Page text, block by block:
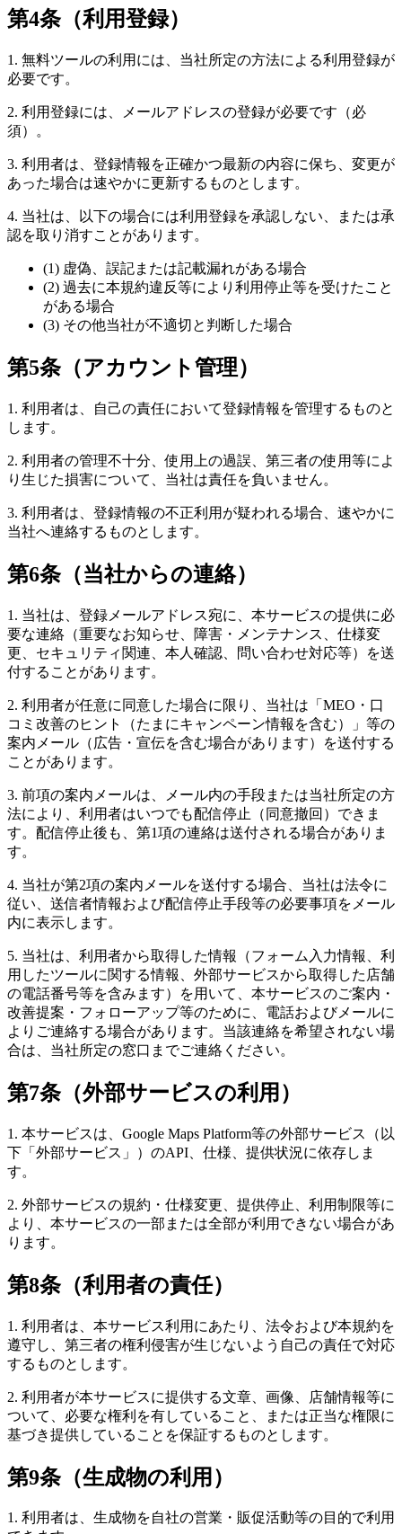
第4条（利用登録）
1. 無料ツールの利用には、当社所定の方法による利用登録が
必要です。
2. 利用登録には、メールアドレスの登録が必要です（必
須）。
3. 利用者は、登録情報を正確かつ最新の内容に保ち、変更が
あった場合は速やかに更新するものとします。
4. 当社は、以下の場合には利用登録を承認しない、または承
認を取り消すことがあります。
(1) 虚偽、誤記または記載漏れがある場合
(2) 過去に本規約違反等により利用停止等を受けたこと
がある場合
(3) その他当社が不適切と判断した場合
第5条（アカウント管理）
1. 利用者は、自己の責任において登録情報を管理するものと
します。
2. 利用者の管理不十分、使用上の過誤、第三者の使用等によ
り生じた損害について、当社は責任を負いません。
3. 利用者は、登録情報の不正利用が疑われる場合、速やかに
当社へ連絡するものとします。
第6条（当社からの連絡）
1. 当社は、登録メールアドレス宛に、本サービスの提供に必
要な連絡（重要なお知らせ、障害・メンテナンス、仕様変
更、セキュリティ関連、本人確認、問い合わせ対応等）を送
付することがあります。
2. 利用者が任意に同意した場合に限り、当社は「MEO・口
コミ改善のヒント（たまにキャンペーン情報を含む）」等の
案内メール（広告・宣伝を含む場合があります）を送付する
ことがあります。
3. 前項の案内メールは、メール内の手段または当社所定の方
法により、利用者はいつでも配信停止（同意撤回）できま
す。配信停止後も、第1項の連絡は送付される場合がありま
す。
4. 当社が第2項の案内メールを送付する場合、当社は法令に
従い、送信者情報および配信停止手段等の必要事項をメール
内に表示します。
5. 当社は、利用者から取得した情報（フォーム入力情報、利
用したツールに関する情報、外部サービスから取得した店舗
の電話番号等を含みます）を用いて、本サービスのご案内・
改善提案・フォローアップ等のために、電話およびメールに
よりご連絡する場合があります。当該連絡を希望されない場
合は、当社所定の窓口までご連絡ください。
第7条（外部サービスの利用）
1. 本サービスは、Google Maps Platform等の外部サービス（以
下「外部サービス」）のAPI、仕様、提供状況に依存しま
す。
2. 外部サービスの規約・仕様変更、提供停止、利用制限等に
より、本サービスの一部または全部が利用できない場合があ
ります。
第8条（利用者の責任）
1. 利用者は、本サービス利用にあたり、法令および本規約を
遵守し、第三者の権利侵害が生じないよう自己の責任で対応
するものとします。
2. 利用者が本サービスに提供する文章、画像、店舗情報等に
ついて、必要な権利を有していること、または正当な権限に
基づき提供していることを保証するものとします。
第9条（生成物の利用）
1. 利用者は、生成物を自社の営業・販促活動等の目的で利用